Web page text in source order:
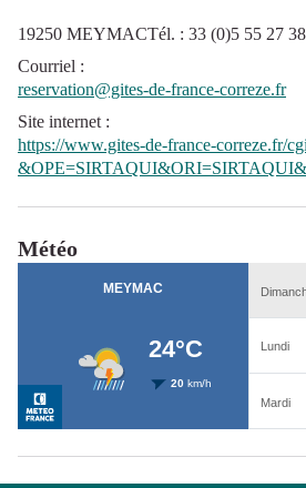
19250 MEYMACTél. : 33 (0)5 55 27 38
Courriel :
reservation@gites-de-france-correze.fr
Site internet :
https://www.gites-de-france-correze.fr/
Météo